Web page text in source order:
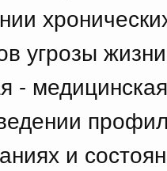
угрозы
-
и